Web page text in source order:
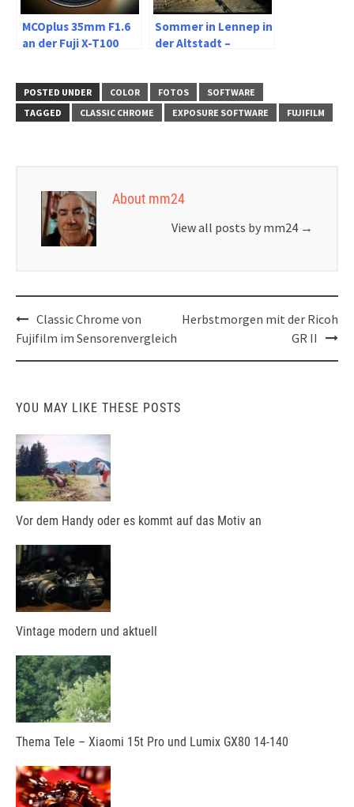
MCOplus 35mm F1.6
an der Fuji X-T100
Sommer in Lennep in
der Altstadt –
Iphone 6s
POSTED UNDER COLOR FOTOS
SOFTWARE
TAGGED
CLASSIC CHROME EXPOSURE SOFTWARE FUJIFILM
About mm24
View all posts by mm24 →
Post
navigation
Classic Chrome von
Fujifilm im Sensorenvergleich
Herbstmorgen mit der Ricoh
GR II
YOU MAY LIKE THESE POSTS
Vor dem Handy oder es kommt auf das Motiv an
Vintage modern und aktuell
Thema Tele – Xiaomi 15t Pro und Lumix GX80 14-140